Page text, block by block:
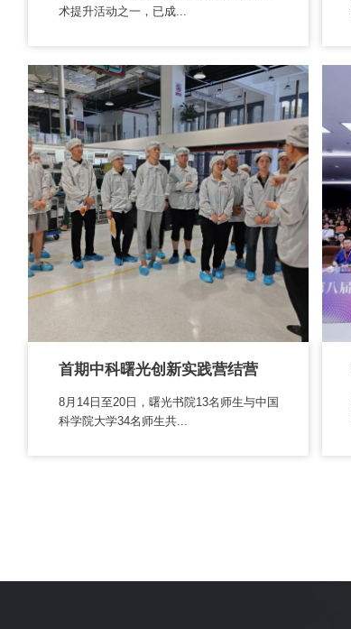
术提升活动之一，已成...
首期中科曙光创新实践营结营
8月14日至20日，曙光书院13名师生与中国
科学院大学34名师生共...